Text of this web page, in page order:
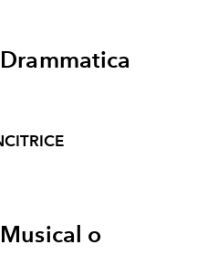
Musical o